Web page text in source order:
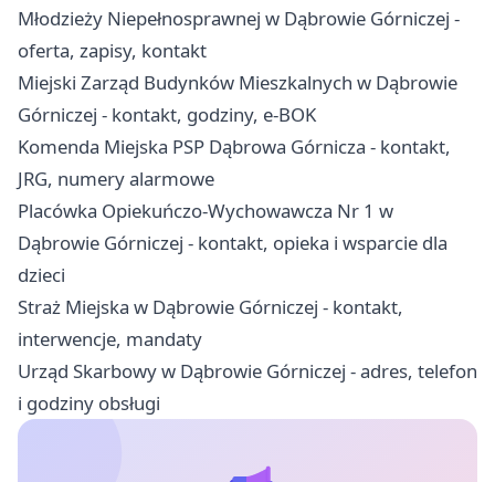
Młodzieży Niepełnosprawnej w Dąbrowie Górniczej -
oferta, zapisy, kontakt
Miejski Zarząd Budynków Mieszkalnych w Dąbrowie
Górniczej - kontakt, godziny, e-BOK
Komenda Miejska PSP Dąbrowa Górnicza - kontakt,
JRG, numery alarmowe
Placówka Opiekuńczo-Wychowawcza Nr 1 w
Dąbrowie Górniczej - kontakt, opieka i wsparcie dla
dzieci
Straż Miejska w Dąbrowie Górniczej - kontakt,
interwencje, mandaty
Urząd Skarbowy w Dąbrowie Górniczej - adres, telefon
i godziny obsługi